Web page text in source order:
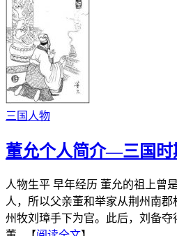
三国人物
董允个人简介—三国时
人物生平 早年经历 董允的祖上曾
人，所以父亲董和举家从荆州南
州牧刘璋手下为官。此后，刘备夺